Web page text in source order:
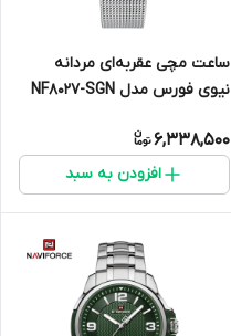
ساعت مچی عقربه‌ای مردانه
نیوی فورس مدل NF8027-SGN
6,338,500
افزودن به سبد